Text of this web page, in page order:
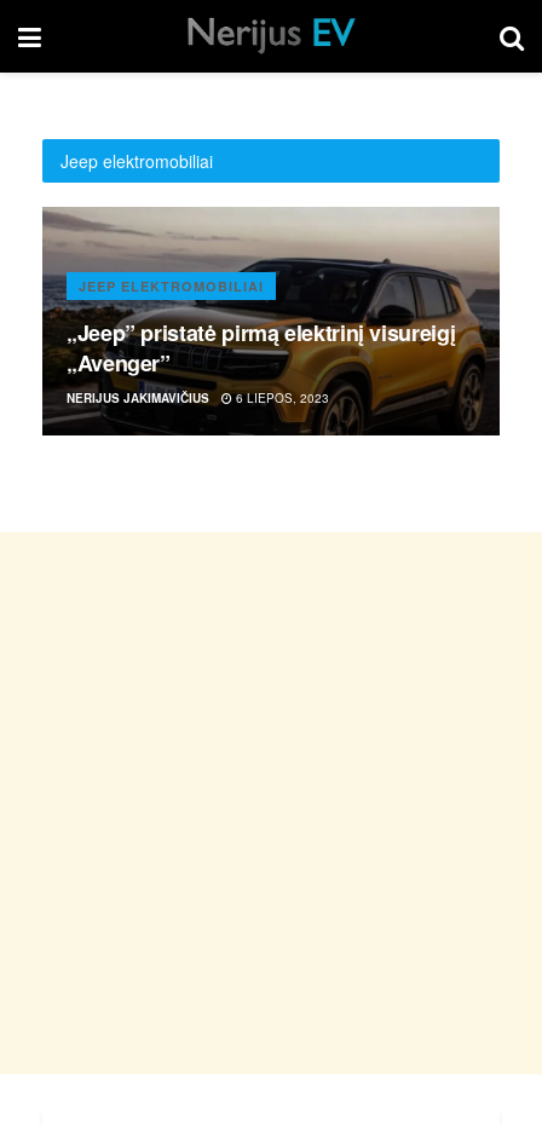
Jeep elektromobiliai
JEEP ELEKTROMOBILIAI
„Jeep” pristatė pirmą elektrinį visureigį
„Avenger”
NERIJUS JAKIMAVIČIUS 6 LIEPOS, 2023